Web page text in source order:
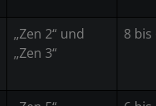
„Zen 2“ und
„Zen 3“
8 bis